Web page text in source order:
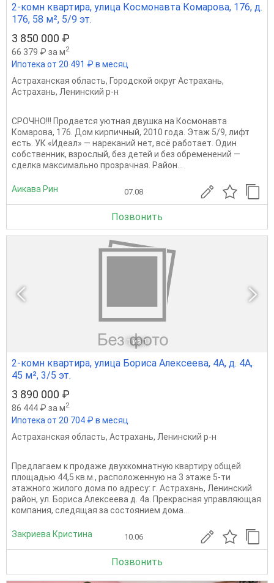
2-комн квартира, улица Космонавта Комарова, 176, д.
176, 58 м², 5/9 эт.
3 850 000 ₽
66 379 ₽ за м2
Ипотека от 20 491 ₽ в месяц
Астраханская область, Городской округ Астрахань,
Астрахань, Ленинский р-н
СРОЧНО!!! Продается уютная двушка на Космонавта
Комарова, 176. Дом кирпичный, 2010 года. Этаж 5/9, лифт
есть. УК «Идеал» — нареканий нет, всё работает. Один
собственник, взрослый, без детей и без обременений —
сделка максимально прозрачная. Район...
Аикава Рин 07.08
Позвонить
1 из 1
2-комн квартира, улица Бориса Алексеева, 4А, д. 4А,
45 м², 3/5 эт.
3 890 000 ₽
86 444 ₽ за м2
Ипотека от 20 704 ₽ в месяц
Астраханская область, Астрахань, Ленинский р-н
Предлагаем к продаже двухкомнатную квартиру общей
площадью 44,5 кв.м., расположенную на 3 этаже 5-ти
этажного жилого дома по адресу: г. Астрахань, Ленинский
район, ул. Бориса Алексеева д. 4а. Прекрасная управляющая
компания, следящая за состоянием дома...
Закриева Кристина 10.06
Позвонить